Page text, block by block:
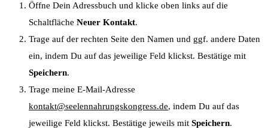
Öffne Dein Adressbuch und klicke oben links auf die
Schaltfläche Neuer Kontakt.
Trage auf der rechten Seite den Namen und ggf. andere Daten
ein, indem Du auf das jeweilige Feld klickst. Bestätige mit
Speichern.
Trage meine E-Mail-Adresse
kontakt@seelennahrungskongress.de, indem Du auf das
jeweilige Feld klickst. Bestätige jeweils mit Speichern.